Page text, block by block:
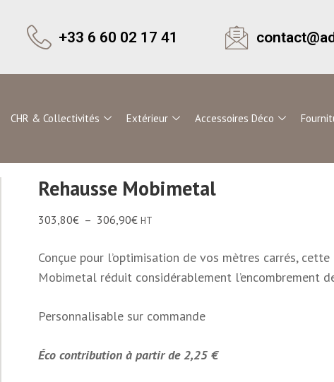
+33 6 60 02 17 41
CHR & Collectivités Extérieur Accessoires Déco
Rehausse Mobimetal
303,80€ – 306,90€ HT
Conçue pour l’optimisation de vos mètres carrés,
Mobimetal réduit considérablement l’encombrement
Personnalisable sur commande
Éco contribution à partir de 2,25 €